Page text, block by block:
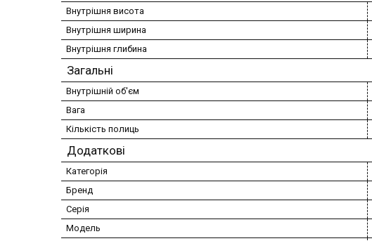
Внутрішня висота
Внутрішня ширина
Внутрішня глибина
Загальні
Внутрішній об'єм
Вага
Кількість полиць
Додаткові
Категорія
Бренд
Серія
Модель